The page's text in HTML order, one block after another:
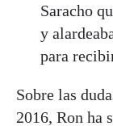
Saracho
y
para
Sobre las
2016, Ron ha